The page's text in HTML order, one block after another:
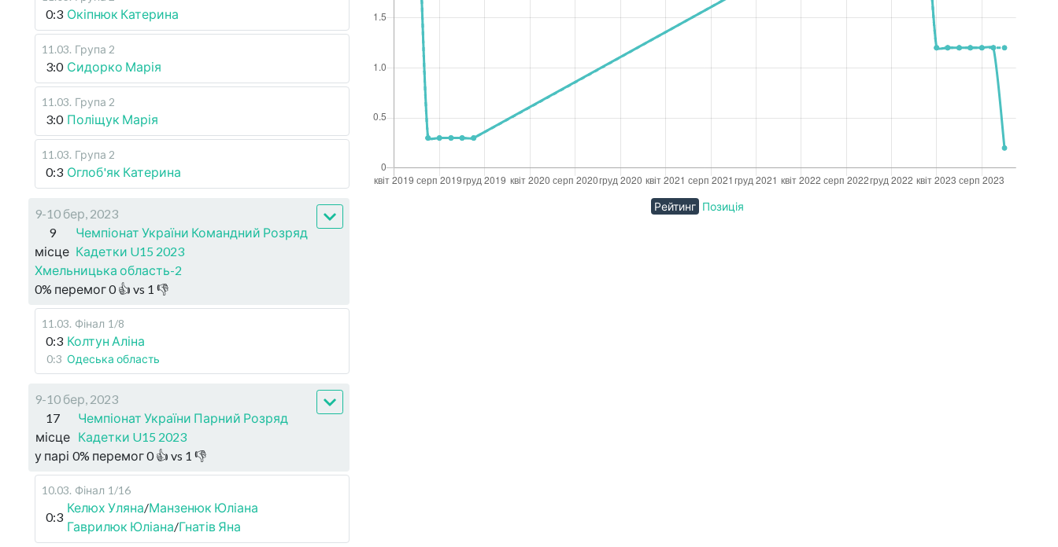
0:3 Окіпнюк Катерина
11.03. Група 2
3:0 Сидорко Марія
11.03. Група 2
3:0 Поліщук Марія
11.03. Група 2
0:3 Оглоб'як Катерина
9-10 бер, 2023
9
місце
Чемпіонат України Командний Розряд
Кадетки U15 2023
Хмельницька область-2
0% перемог0👍 vs 1 👎
11.03. Фінал 1/8
0:3 Колтун Аліна
0:3 Одеська область
9-10 бер, 2023
17
місце
Чемпіонат України Парний Розряд
Кадетки U15 2023
у парі 0% перемог0👍 vs 1 👎
10.03. Фінал 1/16
0:3
Келюх Уляна/Манзенюк Юліана
Гаврилюк Юліана/Гнатів Яна
Рейтинг Позиція